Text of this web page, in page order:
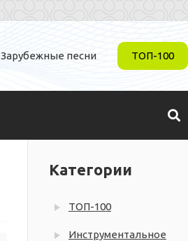
Зарубежные песни ТОП-100
Категории
ТОП-100
Инструментальное